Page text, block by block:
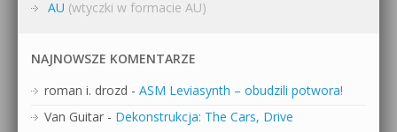
AU (wtyczki w formacie AU)
NAJNOWSZE KOMENTARZE
roman i. drozd - ASM Leviasynth – obudzili potwora!
Van Guitar - Dekonstrukcja: The Cars, Drive